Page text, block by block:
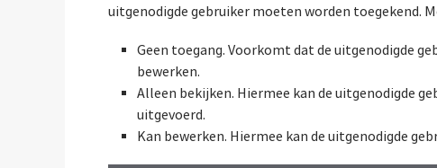
uitgenodigde gebruiker moeten worden toegekend.
Geen toegang. Voorkomt dat de uitgenodigde
bewerken.
Alleen bekijken. Hiermee kan de uitgenodigde
uitgevoerd.
Kan bewerken. Hiermee kan de uitgenodigde